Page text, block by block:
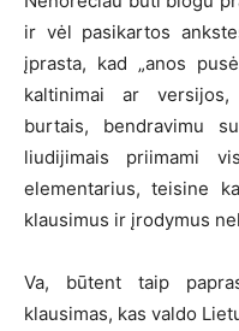
ir vėl pasikartos
įprasta, kad „anos
kaltinimai ar versijos,
burtais, bendravimu
liudijimais priimami
elementarius, teisine
klausimus ir įrodymus
Va, būtent taip
klausimas, kas valdo